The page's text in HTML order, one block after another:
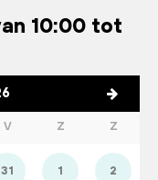
10:00 tot
V Z Z
31 1 2